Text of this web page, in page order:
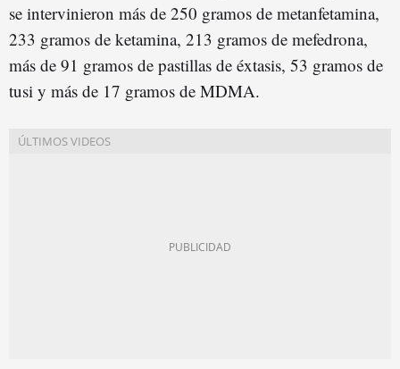
se intervinieron más de 250 gramos de metanfetamina,
233 gramos de ketamina, 213 gramos de mefedrona,
más de 91 gramos de pastillas de éxtasis, 53 gramos de
tusi y más de 17 gramos de MDMA.